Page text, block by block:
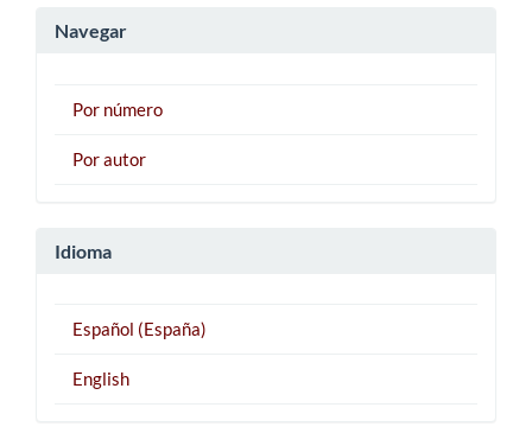
Navegar
Por número
Por autor
Idioma
Español (España)
English